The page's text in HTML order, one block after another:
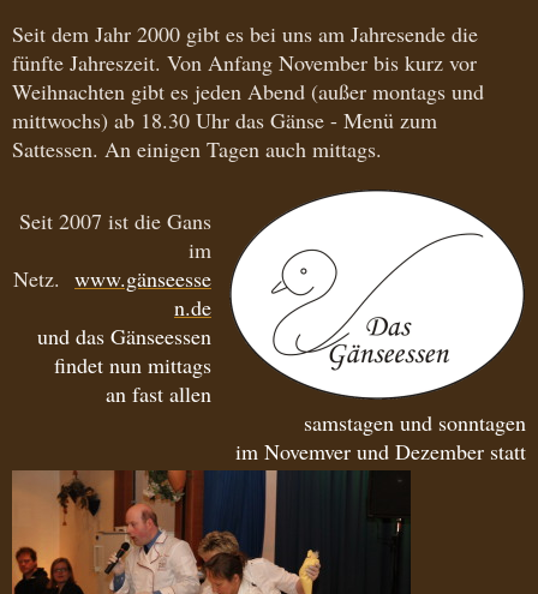
Seit dem Jahr 2000 gibt es bei uns am Jahresende die
fünfte Jahreszeit. Von Anfang November bis kurz vor
Weihnachten gibt es jeden Abend (außer montags und
mittwochs) ab 18.30 Uhr das Gänse - Menü zum
Sattessen. An einigen Tagen auch mittags.
Seit 2007 ist die Gans
im
Netz. www.gänseesse
n.de
und das Gänseessen
findet nun mittags
an fast allen
samstagen und sonntagen
im Novemver und Dezember statt